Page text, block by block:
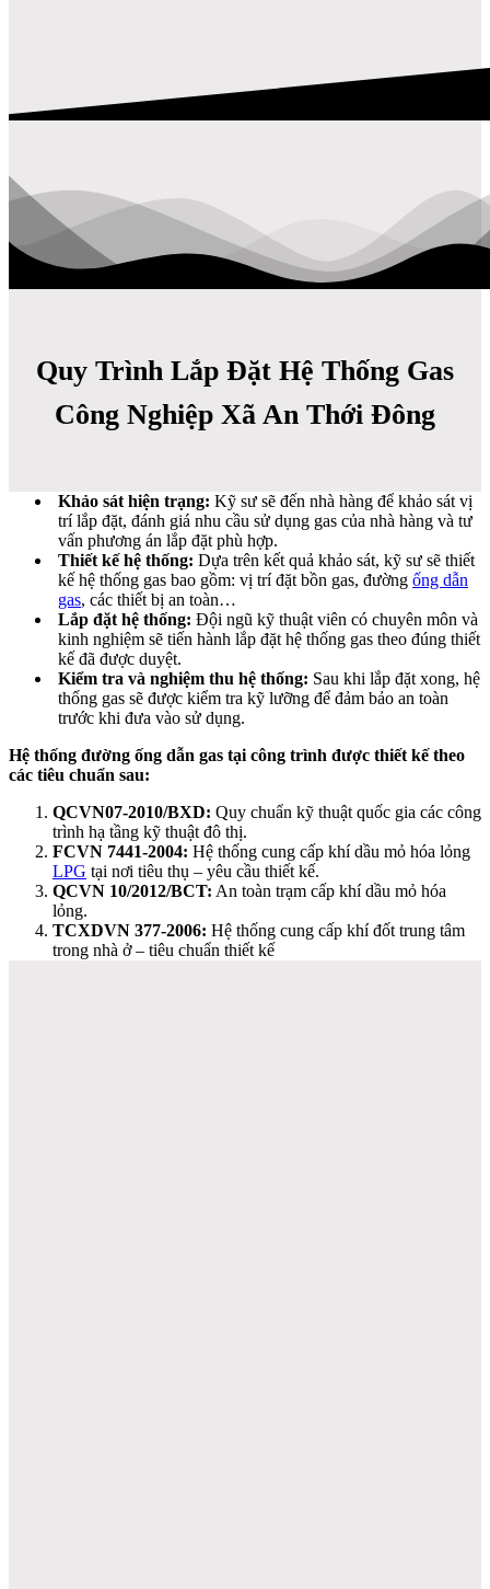
Quy Trình Lắp Đặt Hệ Thống Gas
Công Nghiệp Xã An Thới Đông
Khảo sát hiện trạng: Kỹ sư sẽ đến nhà hàng để khảo sát vị
trí lắp đặt, đánh giá nhu cầu sử dụng gas của nhà hàng và tư
vấn phương án lắp đặt phù hợp.
Thiết kế hệ thống: Dựa trên kết quả khảo sát, kỹ sư sẽ thiết
kế hệ thống gas bao gồm: vị trí đặt bồn gas, đường ống dẫn
gas, các thiết bị an toàn…
Lắp đặt hệ thống: Đội ngũ kỹ thuật viên có chuyên môn và
kinh nghiệm sẽ tiến hành lắp đặt hệ thống gas theo đúng thiết
kế đã được duyệt.
Kiểm tra và nghiệm thu hệ thống: Sau khi lắp đặt xong, hệ
thống gas sẽ được kiểm tra kỹ lưỡng để đảm bảo an toàn
trước khi đưa vào sử dụng.
Hệ thống đường ống dẫn gas tại công trình được thiết kế theo
các tiêu chuẩn sau:
QCVN07-2010/BXD: Quy chuẩn kỹ thuật quốc gia các công
trình hạ tầng kỹ thuật đô thị.
FCVN 7441-2004: Hệ thống cung cấp khí dầu mỏ hóa lỏng
LPG tại nơi tiêu thụ – yêu cầu thiết kế.
QCVN 10/2012/BCT: An toàn trạm cấp khí dầu mỏ hóa
lỏng.
TCXDVN 377-2006: Hệ thống cung cấp khí đốt trung tâm
trong nhà ở – tiêu chuẩn thiết kế